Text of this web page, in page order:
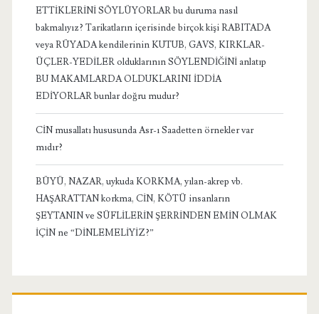
ETTİKLERİNİ SÖYLÜYORLAR bu duruma nasıl
bakmalıyız? Tarikatların içerisinde birçok kişi RABITADA
veya RÜYADA kendilerinin KUTUB, GAVS, KIRKLAR-
ÜÇLER-YEDİLER olduklarının SÖYLENDİĞİNİ anlatıp
BU MAKAMLARDA OLDUKLARINI İDDİA
EDİYORLAR bunlar doğru mudur?
CİN musallatı hususunda Asr-ı Saadetten örnekler var
mıdır?
BÜYÜ, NAZAR, uykuda KORKMA, yılan-akrep vb.
HAŞARATTAN korkma, CİN, KÖTÜ insanların
ŞEYTANIN ve SÜFLİLERİN ŞERRİNDEN EMİN OLMAK
İÇİN ne “DİNLEMELİYİZ?”